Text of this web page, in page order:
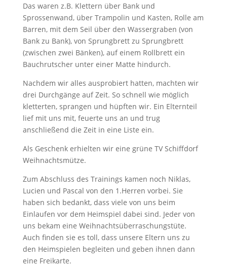
Das waren z.B. Klettern über Bank und
Sprossenwand, über Trampolin und Kasten, Rolle am
Barren, mit dem Seil über den Wassergraben (von
Bank zu Bank), von Sprungbrett zu Sprungbrett
(zwischen zwei Bänken), auf einem Rollbrett ein
Bauchrutscher unter einer Matte hindurch.
Nachdem wir alles ausprobiert hatten, machten wir
drei Durchgänge auf Zeit. So schnell wie möglich
kletterten, sprangen und hüpften wir. Ein Elternteil
lief mit uns mit, feuerte uns an und trug
anschließend die Zeit in eine Liste ein.
Als Geschenk erhielten wir eine grüne TV Schiffdorf
Weihnachtsmütze.
Zum Abschluss des Trainings kamen noch Niklas,
Lucien und Pascal von den 1.Herren vorbei. Sie
haben sich bedankt, dass viele von uns beim
Einlaufen vor dem Heimspiel dabei sind. Jeder von
uns bekam eine Weihnachtsüberraschungstüte.
Auch finden sie es toll, dass unsere Eltern uns zu
den Heimspielen begleiten und geben ihnen dann
eine Freikarte.